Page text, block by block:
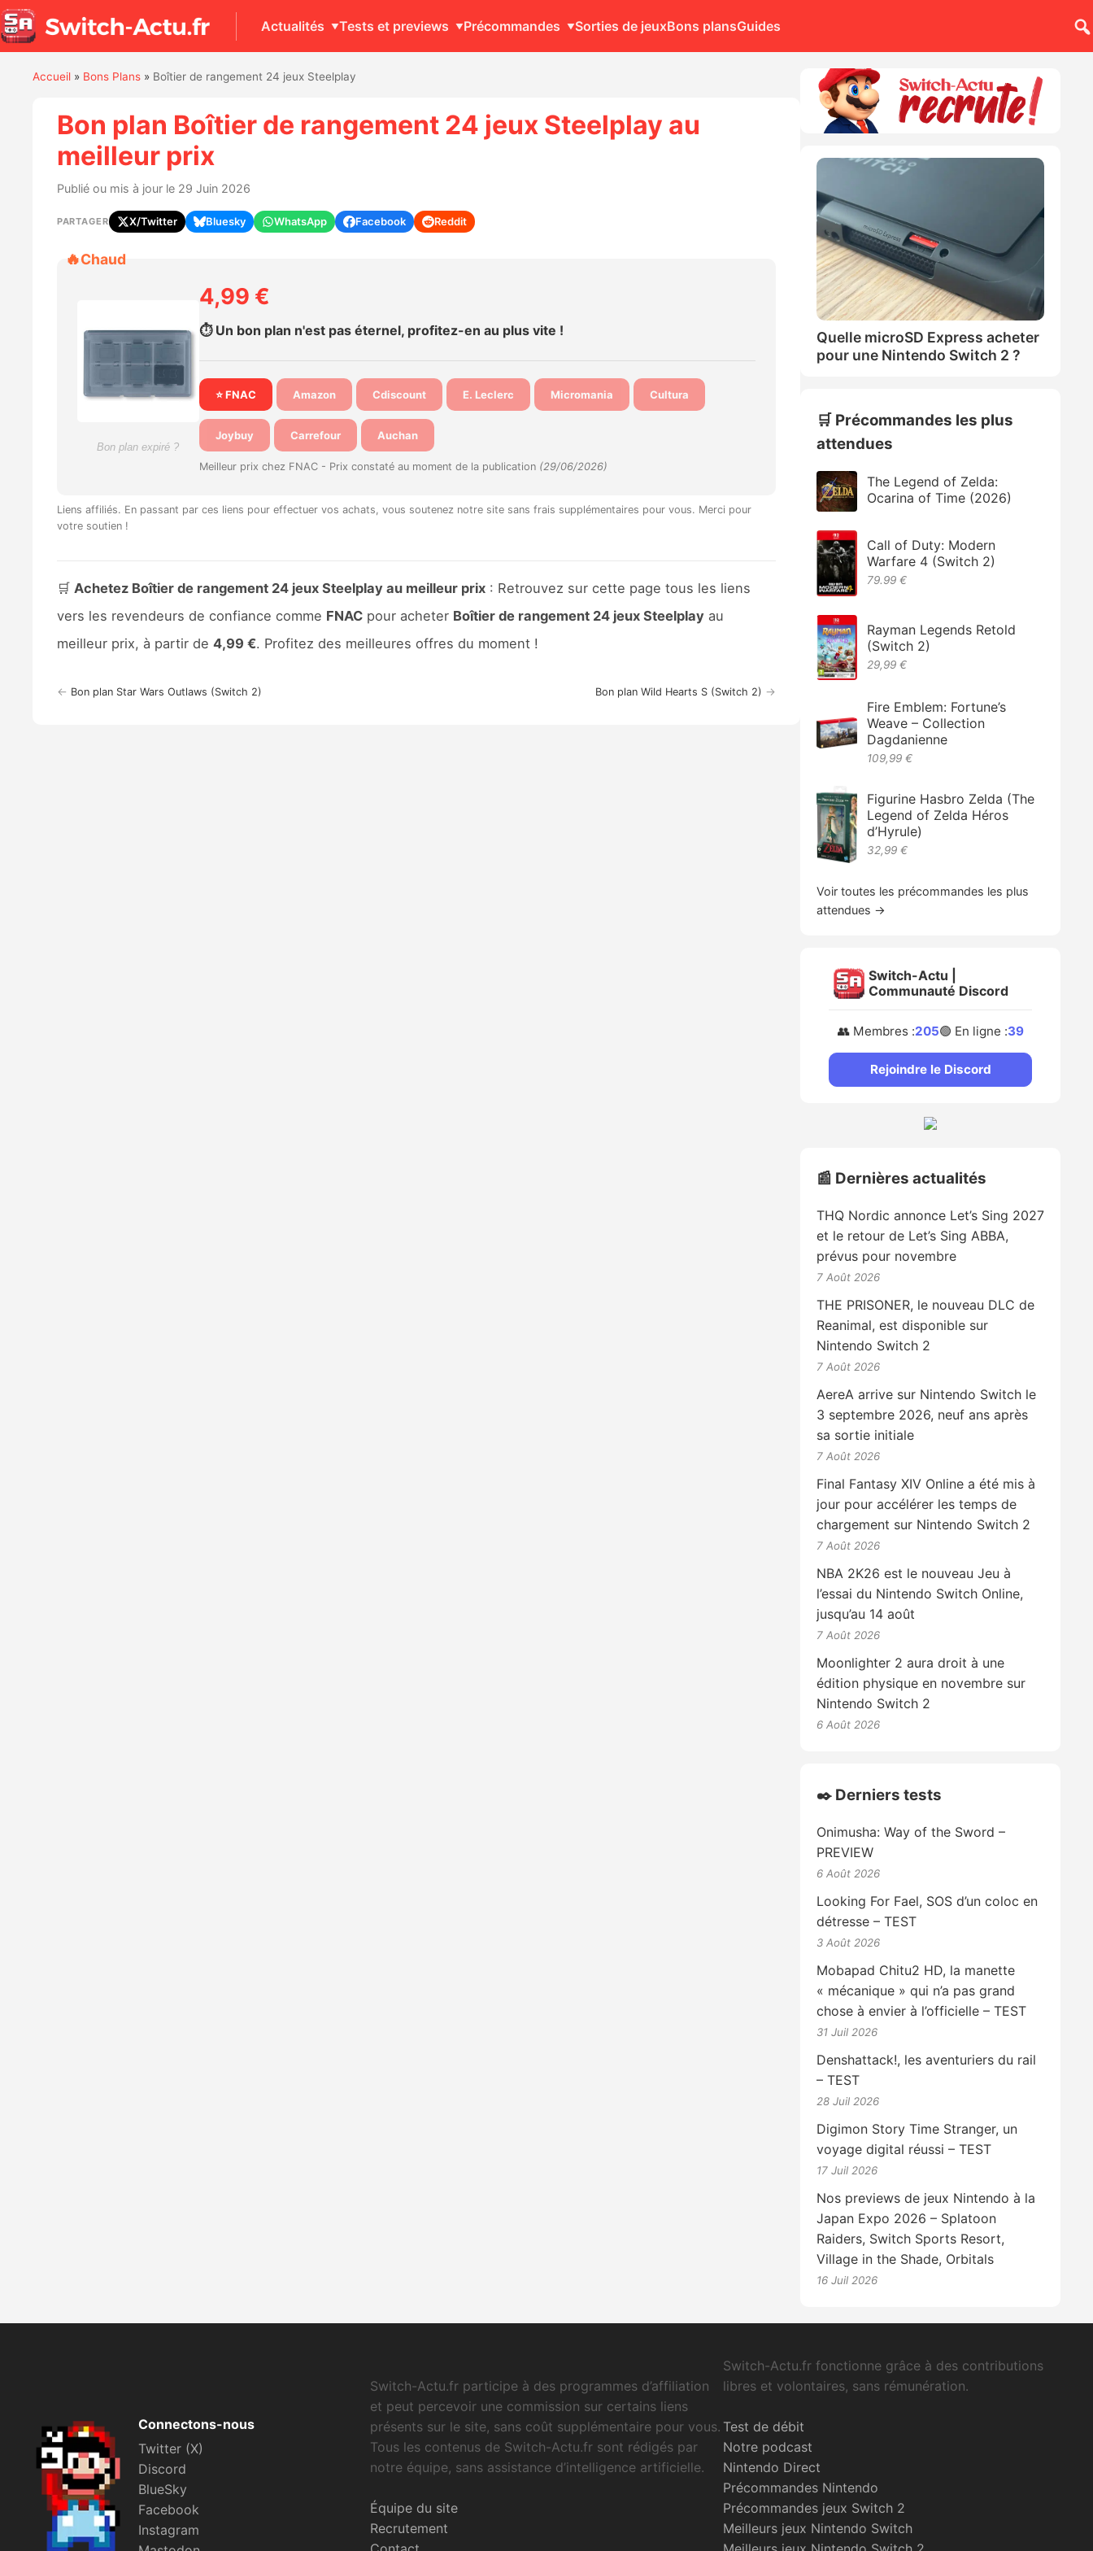
Actualités Tests et previews Précommandes Sorties de jeuxBons plansGuides
Accueil» Bons Plans» Boîtier de rangement 24 jeux Steelplay
Bon plan Boîtier de rangement 24 jeux Steelplay au
meilleur prix
Publié ou mis à jour le 29 Juin 2026
PARTAGER X/Twitter Bluesky WhatsApp Facebook Reddit
🔥Chaud
Bon plan expiré ?
4,99 €
⏱️ Un bon plan n'est pas éternel, profitez-en au plus vite !
⭐ FNAC Amazon Cdiscount E. Leclerc Micromania Cultura
Joybuy Carrefour Auchan
Meilleur prix chez FNAC - Prix constaté au moment de la publication (29/06/2026)
Liens affiliés. En passant par ces liens pour effectuer vos achats, vous soutenez notre site sans frais supplémentaires pour vous. Merci pour
votre soutien !
🛒 Achetez Boîtier de rangement 24 jeux Steelplay au meilleur prix: Retrouvez sur cette page tous les liens
vers les revendeurs de confiance comme FNACpour acheter Boîtier de rangement 24 jeux Steelplayau
meilleur prix, à partir de 4,99 €. Profitez des meilleures offres du moment !
← Bon plan Star Wars Outlaws (Switch 2) Bon plan Wild Hearts S (Switch 2) →
Quelle microSD Express acheter
pour une Nintendo Switch 2 ?
🛒 Précommandes les plus
attendues
The Legend of Zelda:
Ocarina of Time (2026)
Call of Duty: Modern
Warfare 4 (Switch 2)
79.99 €
Rayman Legends Retold
(Switch 2)
29,99 €
Fire Emblem: Fortune’s
Weave – Collection
Dagdanienne
109,99 €
Figurine Hasbro Zelda (The
Legend of Zelda Héros
d’Hyrule)
32,99 €
Voir toutes les précommandes les plus
attendues →
Switch-Actu |
Communauté Discord
👥 Membres :205🟢 En ligne :39
Rejoindre le Discord
📰 Dernières actualités
THQ Nordic annonce Let’s Sing 2027
et le retour de Let’s Sing ABBA,
prévus pour novembre
7 Août 2026
THE PRISONER, le nouveau DLC de
Reanimal, est disponible sur
Nintendo Switch 2
7 Août 2026
AereA arrive sur Nintendo Switch le
3 septembre 2026, neuf ans après
sa sortie initiale
7 Août 2026
Final Fantasy XIV Online a été mis à
jour pour accélérer les temps de
chargement sur Nintendo Switch 2
7 Août 2026
NBA 2K26 est le nouveau Jeu à
l’essai du Nintendo Switch Online,
jusqu’au 14 août
7 Août 2026
Moonlighter 2 aura droit à une
édition physique en novembre sur
Nintendo Switch 2
6 Août 2026
✒️ Derniers tests
Onimusha: Way of the Sword –
PREVIEW
6 Août 2026
Looking For Fael, SOS d’un coloc en
détresse – TEST
3 Août 2026
Mobapad Chitu2 HD, la manette
« mécanique » qui n’a pas grand
chose à envier à l’officielle – TEST
31 Juil 2026
Denshattack!, les aventuriers du rail
– TEST
28 Juil 2026
Digimon Story Time Stranger, un
voyage digital réussi – TEST
17 Juil 2026
Nos previews de jeux Nintendo à la
Japan Expo 2026 – Splatoon
Raiders, Switch Sports Resort,
Village in the Shade, Orbitals
16 Juil 2026
Connectons-nous
Twitter (X)
Discord
BlueSky
Facebook
Instagram
Switch-Actu.fr participe à des programmes d’affiliation
et peut percevoir une commission sur certains liens
présents sur le site, sans coût supplémentaire pour vous.
Tous les contenus de Switch-Actu.fr sont rédigés par
notre équipe, sans assistance d’intelligence artificielle.
Équipe du site
Recrutement
Switch-Actu.fr fonctionne grâce à des contributions
libres et volontaires, sans rémunération.
Test de débit
Notre podcast
Nintendo Direct
Précommandes Nintendo
Précommandes jeux Switch 2
Meilleurs jeux Nintendo Switch